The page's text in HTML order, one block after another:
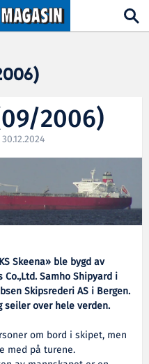
2006)
Skeena» ble bygd av
Samho Shipyard i
Skipsrederi AS i Bergen.
seiler over hele verden.
om bord i skipet, men
med på turene.